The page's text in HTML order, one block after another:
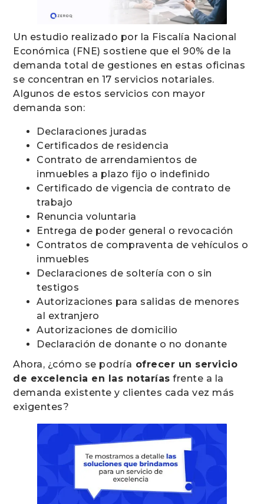
Un estudio realizado por la Fiscalía Nacional
Económica (FNE) sostiene que el 90% de la
demanda total de gestiones en estas oficinas
se concentran en 17 servicios notariales.
Algunos de estos servicios con mayor
demanda son:
Declaraciones juradas
Certificados de residencia
Contrato de arrendamientos de
inmuebles a plazo fijo o indefinido
Certificado de vigencia de contrato de
trabajo
Renuncia voluntaria
Entrega de poder general o revocación
Contratos de compraventa de vehículos o
inmuebles
Declaraciones de soltería con o sin
testigos
Autorizaciones para salidas de menores
al extranjero
Autorizaciones de domicilio
Declaración de donante o no donante
Ahora, ¿cómo se podría ofrecer un servicio
de excelencia en las notarías frente a la
demanda existente y clientes cada vez más
exigentes?